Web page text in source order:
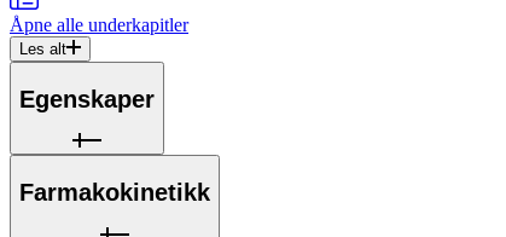
Åpne alle underkapitler
Les alt
Egenskaper
Farmakokinetikk